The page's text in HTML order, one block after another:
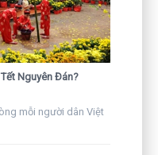
Nguyên Đán?
mỗi người dân Việt